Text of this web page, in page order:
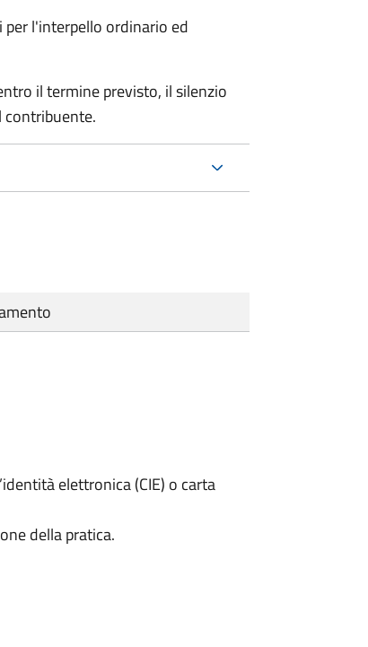
l'interpello ordinario ed
il termine previsto, il silenzio
contribuente.
elettronica (CIE) o carta
della pratica.